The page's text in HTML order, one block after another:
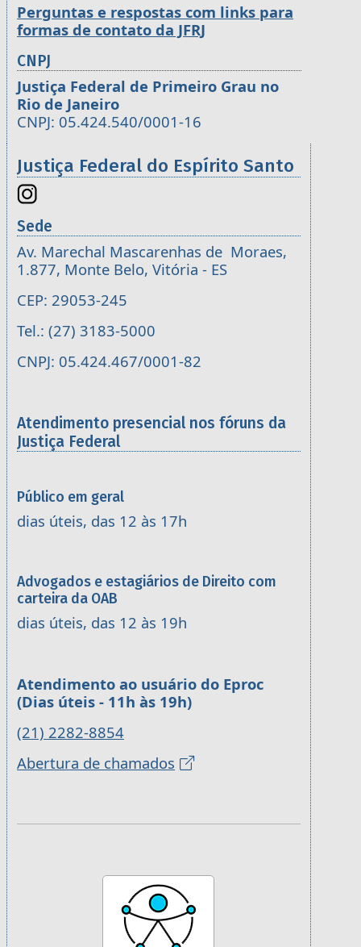
Perguntas e respostas com links para
formas de contato da JFRJ
CNPJ
Justiça Federal de Primeiro Grau no
Rio de Janeiro
CNPJ: 05.424.540/0001-16
Justiça Federal do Espírito Santo
Sede
Av. Marechal Mascarenhas de Moraes,
1.877, Monte Belo, Vitória - ES
CEP: 29053-245
Tel.: (27) 3183-5000
CNPJ: 05.424.467/0001-82
Atendimento presencial nos fóruns da
Justiça Federal
Público em geral
dias úteis, das 12 às 17h
Advogados e estagiários de Direito com
carteira da OAB
dias úteis, das 12 às 19h
Atendimento ao usuário do Eproc
(Dias úteis - 11h às 19h)
(21) 2282-8854
Abertura de chamados